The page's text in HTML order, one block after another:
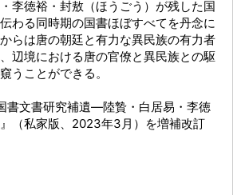
李徳裕・封敖（ほうごう）が残した国
わる同時期の国書ほぼすべてを丹念に
らは唐の朝廷と有力な異民族の有力者
辺境における唐の官僚と異民族との駆
うことができる。
書文書研究補遺―陸贄・白居易・李徳
（私家版、2023年3月）を増補改訂